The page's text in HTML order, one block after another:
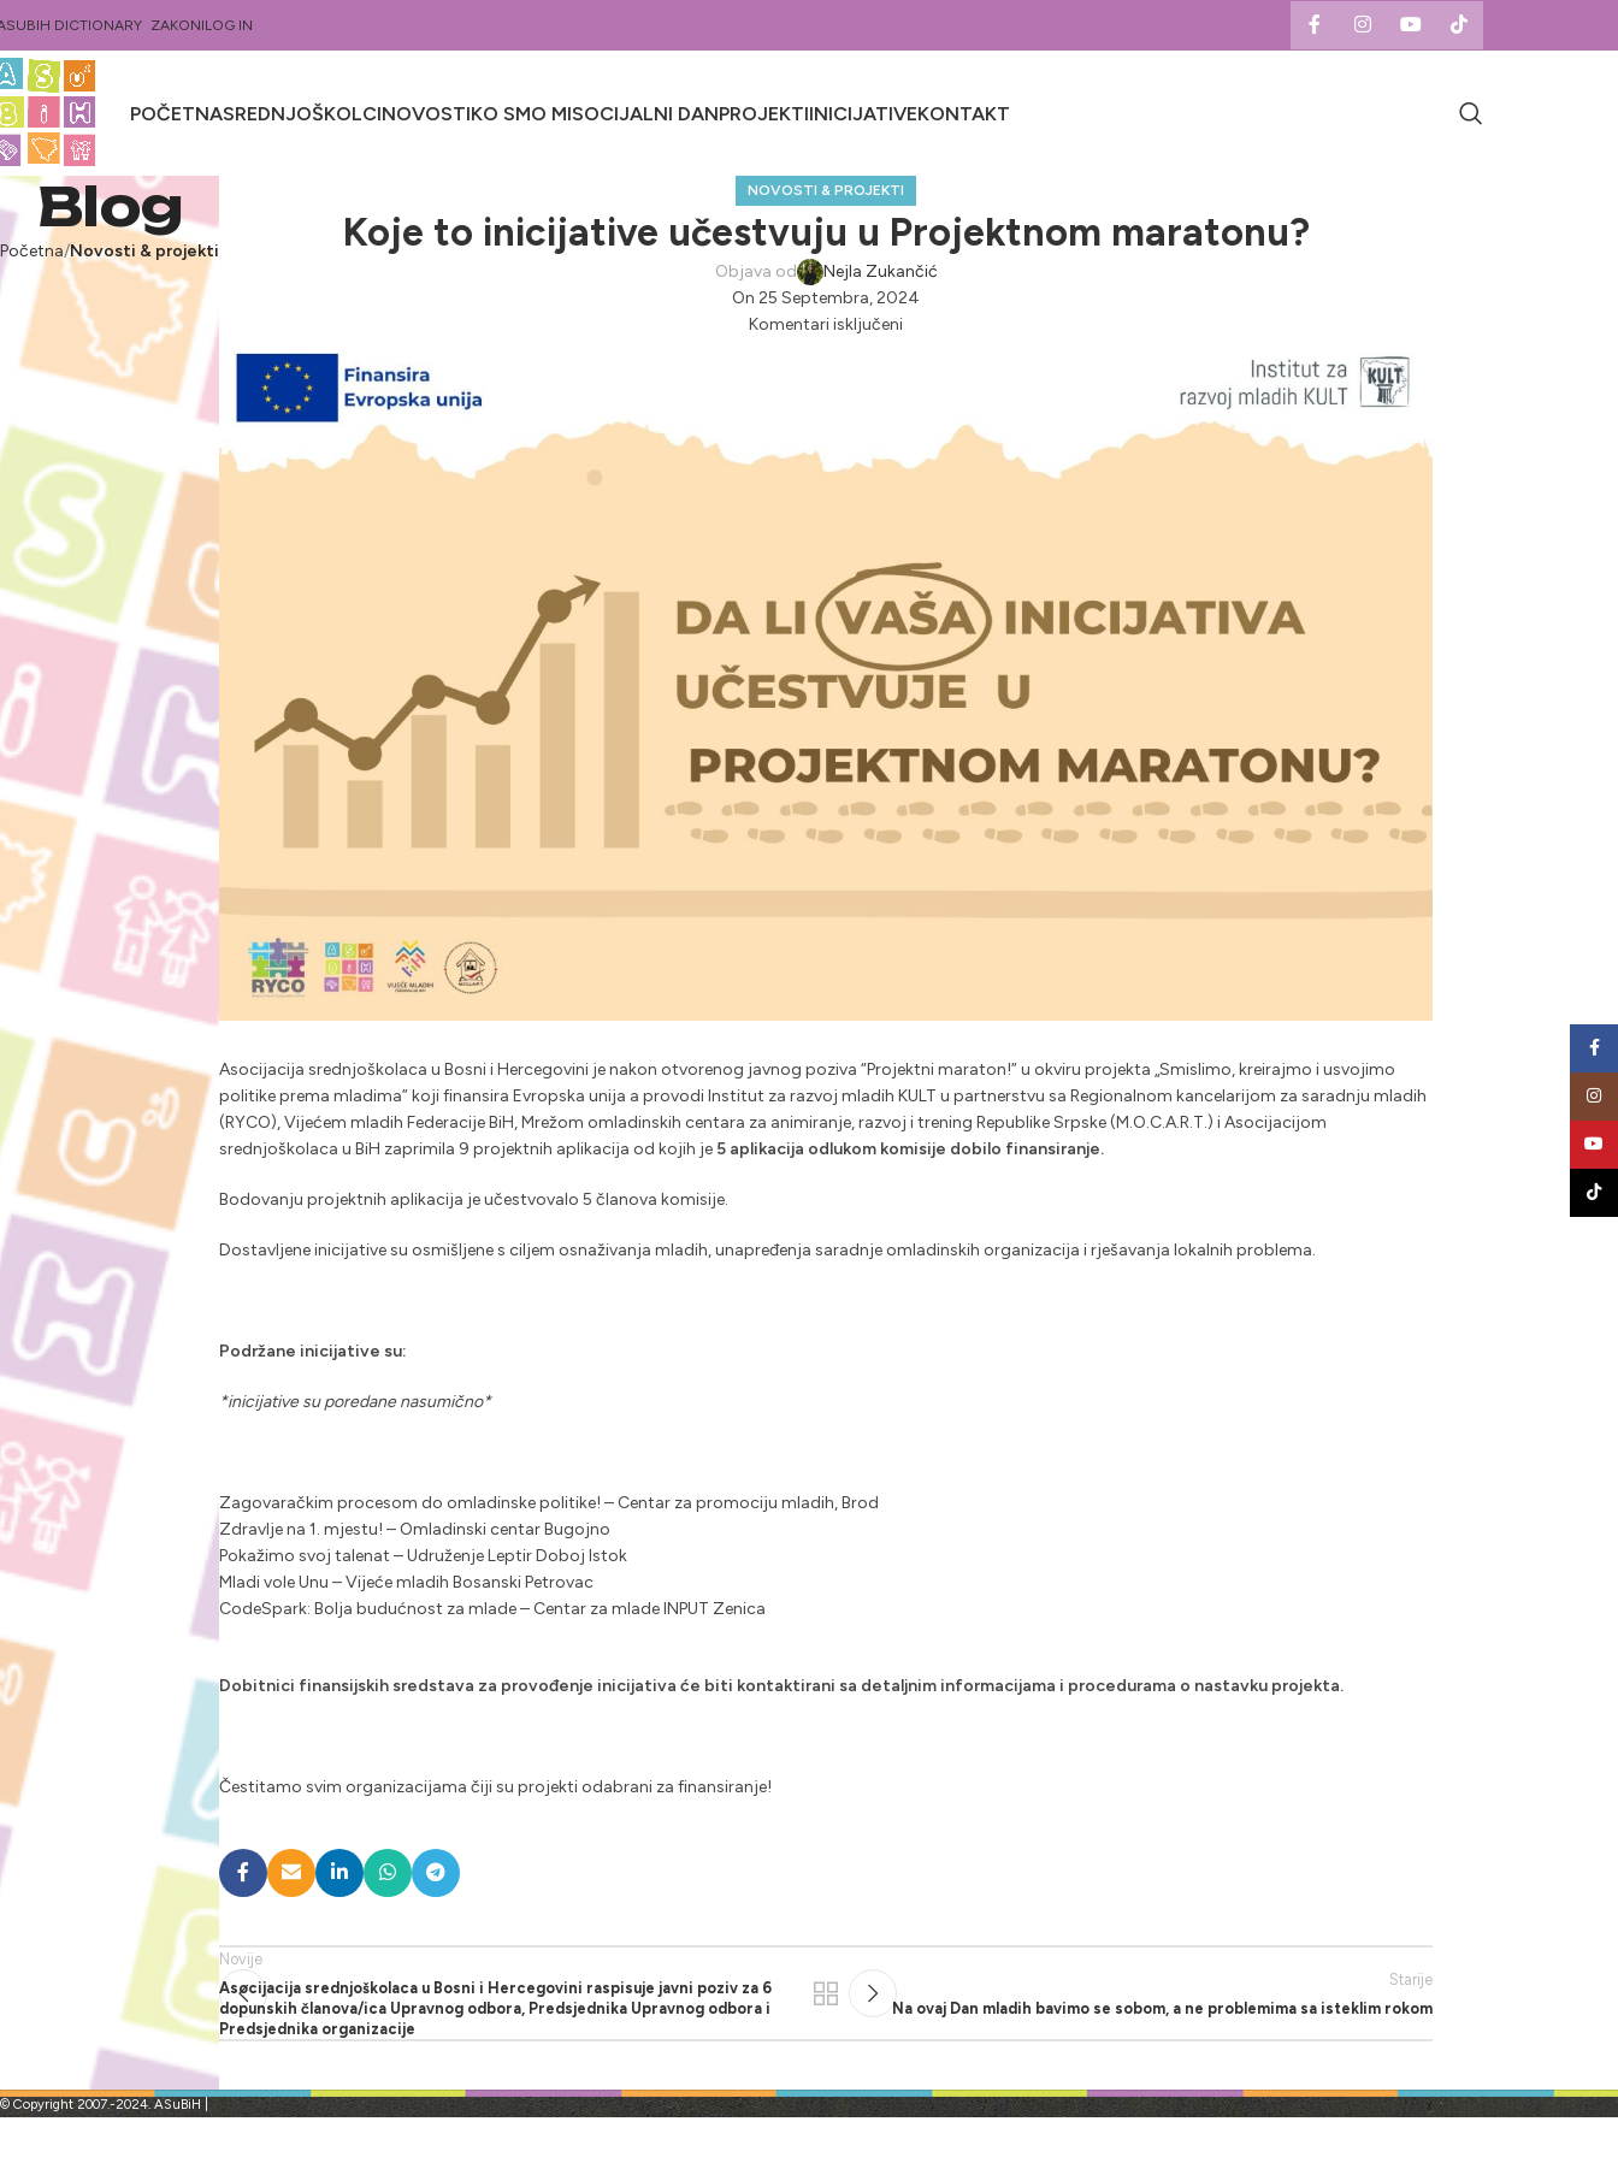
DICTIONARY ZAKONILOG IN
POČETNASREDNJOŠKOLCINOVOSTIKO SMO MISOCIJALNI DANPROJEKTIINICIJATIVEKONTAKT
Blog
Početna Novosti & projekti
NOVOSTI & PROJEKTI
Koje to inicijative učestvuju u Projektnom maratonu?
Objava od
Nejla Zukančić
On 25 Septembra, 2024
Komentari isključeni
Asocijacija srednjoškolaca u Bosni i Hercegovini je nakon otvorenog javnog poziva “Projektni maraton!” u okviru projekta „Smislimo, kreirajmo i usvojimo
politike prema mladima” koji finansira Evropska unija a provodi Institut za razvoj mladih KULT u partnerstvu sa Regionalnom kancelarijom za saradnju mladih
(RYCO), Vijećem mladih Federacije BiH, Mrežom omladinskih centara za animiranje, razvoj i trening Republike Srpske (M.O.C.A.R.T.) i Asocijacijom
srednjoškolaca u BiH zaprimila 9 projektnih aplikacija od kojih je 5 aplikacija odlukom komisije dobilo finansiranje.
Bodovanju projektnih aplikacija je učestvovalo 5 članova komisije.
Dostavljene inicijative su osmišljene s ciljem osnaživanja mladih, unapređenja saradnje omladinskih organizacija i rješavanja lokalnih problema.
Podržane inicijative su:
*inicijative su poredane nasumično*
Zagovaračkim procesom do omladinske politike! – Centar za promociju mladih, Brod
Zdravlje na 1. mjestu! – Omladinski centar Bugojno
Pokažimo svoj talenat – Udruženje Leptir Doboj Istok
Mladi vole Unu – Vijeće mladih Bosanski Petrovac
CodeSpark: Bolja budućnost za mlade – Centar za mlade INPUT Zenica
Dobitnici finansijskih sredstava za provođenje inicijativa će biti kontaktirani sa detaljnim informacijama i procedurama o nastavku projekta.
Čestitamo svim organizacijama čiji su projekti odabrani za finansiranje!
Novije
Asocijacija srednjoškolaca u Bosni i Hercegovini raspisuje javni poziv za 6
dopunskih članova/ica Upravnog odbora, Predsjednika Upravnog odbora i
Predsjednika organizacije
Starije
Na ovaj Dan mladih bavimo se sobom, a ne problemima sa isteklim rokom
© Copyright 2007.-2024. ASuBiH |